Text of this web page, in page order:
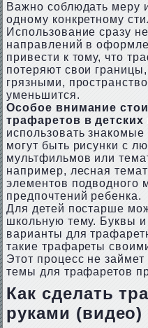
Важно соблюдать меру
одному конкретному
Использование сразу
направлений в
привести к тому, что
потеряют свои
грязными,
уменьшится.
Особое внимание
трафаретов в детских
использовать
могут быть рисунки с
мультфильмов или
например, лесная
элементов подводного
предпочтений ребенка.
Для детей постарше
школьную тему. Буквы
варианты для
такие трафареты
Этот процесс не
темы для трафаретов
Как сделать
руками (видео)